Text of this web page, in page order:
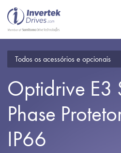
Todos os acessórios e opcionais
Optidrive E3
Phase
IP66